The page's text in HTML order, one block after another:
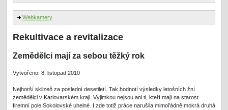
Webkamery
Rekultivace a revitalizace
Zemědělci mají za sebou těžký rok
Vytvořeno: 8. listopad 2010
Nejhorší sklizeň za poslední desetiletí. Tak hodnotí výsledky letošních žní
zemědělci v Karlovarském kraji. Výjimkou nejsou ani ti, kteří mají na starost
firemní pole Sokolovské uhelné. I zde totiž práce narušila mimořádně mokrá druhá